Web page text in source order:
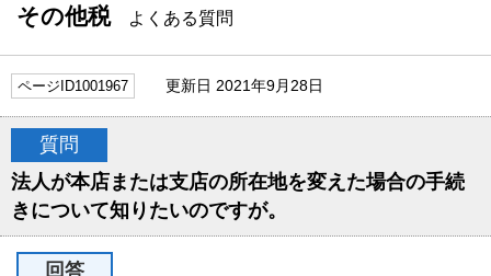
その他税よくある質問
ページID1001967 更新日 2021年9月28日
質問
法人が本店または支店の所在地を変えた場合の手続
きについて知りたいのですが。
回答